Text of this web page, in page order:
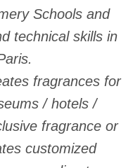
Schools and
technical skills in
fragrances for
/ hotels /
fragrance or
customized